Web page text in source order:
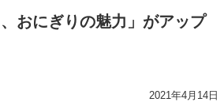
おにぎりの魅力」がアップ
2021年4月14日